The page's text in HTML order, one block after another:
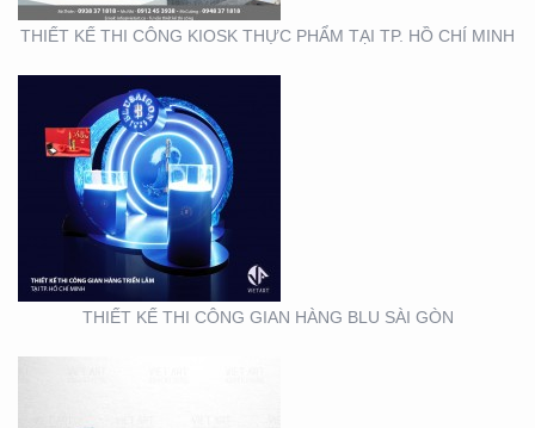
THIẾT KẾ THI CÔNG KIOSK THỰC PHẨM TẠI TP. HỒ CHÍ MINH
THIẾT KẾ THI CÔNG GIAN HÀNG BLU SÀI GÒN
THIẾT KẾ NHẬN DIỆN
THƯƠNG HIỆU MINH
THƯ ORCHIDS
BOUTIQUE VIETNAM